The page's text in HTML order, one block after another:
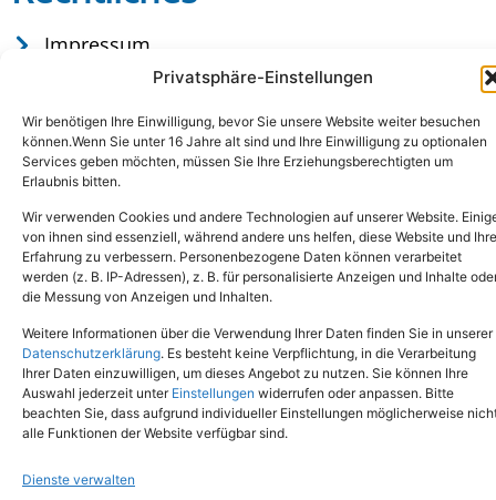
Privatsphäre-Einstellungen
Wir benötigen Ihre Einwilligung, bevor Sie unsere Website weiter besuchen
können.Wenn Sie unter 16 Jahre alt sind und Ihre Einwilligung zu optionalen
Services geben möchten, müssen Sie Ihre Erziehungsberechtigten um
Erlaubnis bitten.
Wir verwenden Cookies und andere Technologien auf unserer Website.
von ihnen sind essenziell, während andere uns helfen, diese Website und Ihre
Erfahrung zu verbessern. Personenbezogene Daten können verarbeitet
werden (z. B. IP-Adressen), z. B. für personalisierte Anzeigen und Inhalte
die Messung von Anzeigen und Inhalten.
Weitere Informationen über die Verwendung Ihrer Daten finden Sie in unserer
Datenschutzerklärung. Es besteht keine Verpflichtung, in die Verarbeitung
Ihrer Daten einzuwilligen, um dieses Angebot zu nutzen. Sie können Ihre
Auswahl jederzeit unter Einstellungen widerrufen oder anpassen. Bitte
beachten Sie, dass aufgrund individueller Einstellungen möglicherweise
alle Funktionen der Website verfügbar sind.
Dienste verwalten
Impressum
Datenschutz
Copyright © 2024. Alle Rechte vorbehalten.
Tel.: (02651) - 77438info@tierheim-mayen.de
In der Pluns 1, 56727 Mayen